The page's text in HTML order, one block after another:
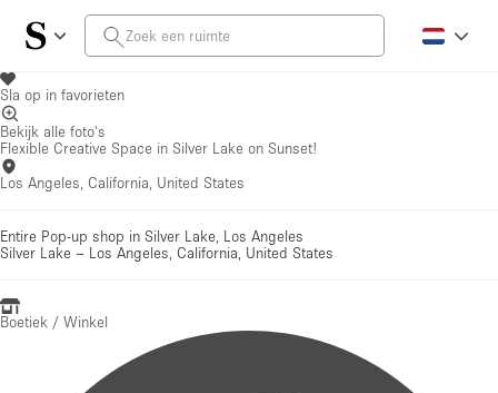
Sla op in favorieten
Bekijk alle foto's
Flexible Creative Space in Silver Lake on Sunset!
Los Angeles, California, United States
Entire Pop-up shop in Silver Lake, Los Angeles
Silver Lake – Los Angeles, California, United States
Boetiek / Winkel